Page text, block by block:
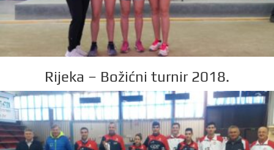
Rijeka – Božićni turnir 2018.